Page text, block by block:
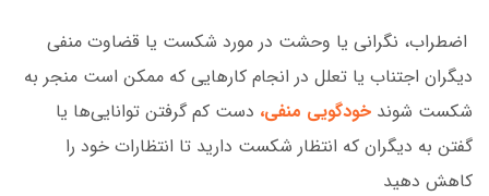
اضطراب، نگرانی یا وحشت در مورد شکست یا قضاوت منفی
دیگران اجتناب یا تعلل در انجام کارهایی که ممکن است منجر به
شکست شوند خودگویی منفی، دست کم گرفتن توانایی‌ها یا
گفتن به دیگران که انتظار شکست دارید تا انتظارات خود را
کاهش دهید